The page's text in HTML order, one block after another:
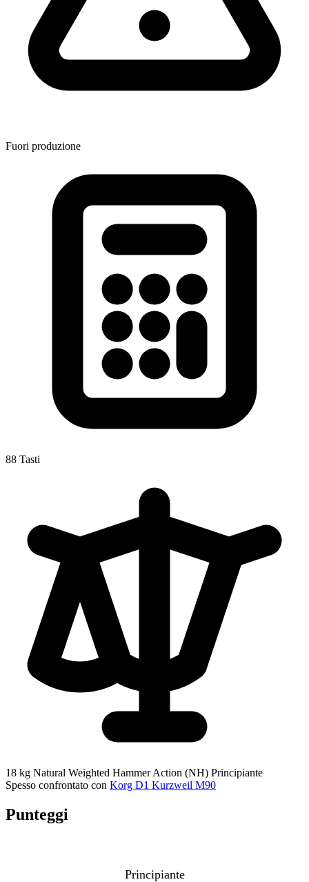
Fuori produzione
88 Tasti
18 kg Natural Weighted Hammer Action (NH) Principiante
Spesso confrontato con Korg D1 Kurzweil M90
Punteggi
Principiante